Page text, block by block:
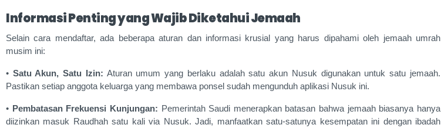
Informasi Penting yang Wajib Diketahui Jemaah
Selain cara mendaftar, ada beberapa aturan dan informasi krusial yang harus dipahami oleh jemaah umrah
musim ini:
• Satu Akun, Satu Izin: Aturan umum yang berlaku adalah satu akun Nusuk digunakan untuk satu jemaah.
Pastikan setiap anggota keluarga yang membawa ponsel sudah mengunduh aplikasi Nusuk ini.
• Pembatasan Frekuensi Kunjungan: Pemerintah Saudi menerapkan batasan bahwa jemaah biasanya hanya
diizinkan masuk Raudhah satu kali via Nusuk. Jadi, manfaatkan satu-satunya kesempatan ini dengan ibadah